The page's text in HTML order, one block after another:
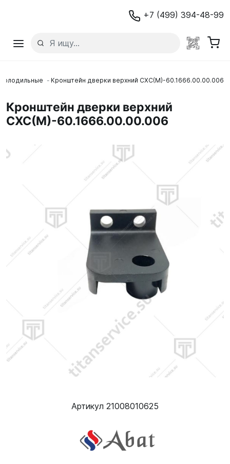
+7 (499) 394-48-99
Кронштейн дверки верхний СХС(М)-60.1666.00.00.006
Кронштейн дверки верхний
СХС(М)-60.1666.00.00.006
Артикул 21008010625